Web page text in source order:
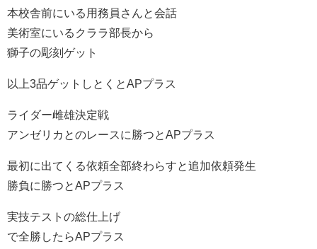
本校舎前にいる用務員さんと会話
美術室にいるクララ部長から
獅子の彫刻ゲット
以上3品ゲットしとくとAPプラス
ライダー雌雄決定戦
アンゼリカとのレースに勝つとAPプラス
最初に出てくる依頼全部終わらすと追加依頼発生
勝負に勝つとAPプラス
実技テストの総仕上げ
で全勝したらAPプラス